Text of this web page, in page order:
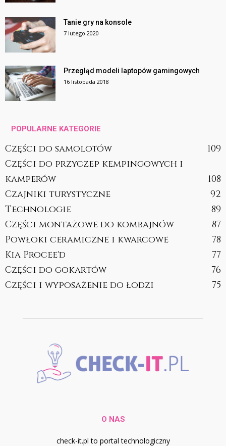
Tanie gry na konsole
7 lutego 2020
Przegląd modeli laptopów gamingowych
16 listopada 2018
POPULARNE KATEGORIE
Części do samolotów
109
Części do przyczep kempingowych i
kamperów
108
Czajniki turystyczne
92
Technologie
89
Części montażowe do kombajnów
87
Powłoki ceramiczne i kwarcowe
78
Kia Procee'd
77
Części do gokartów
76
Części i wyposażenie do łodzi
75
O NAS
check-it.pl to portal technologiczny